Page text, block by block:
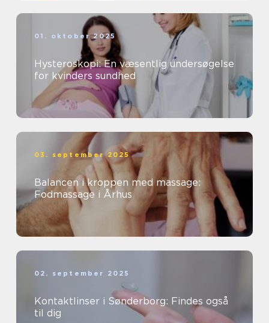
01. oktober 2025
Hysteroskopi: En væsentlig undersøgelse
for kvinders sundhed
03. september 2025
Balancen i kroppen med massage:
Fodmassage i Århus
02. september 2025
Kontaktlinser i Sønderborg: Findes også
til dig